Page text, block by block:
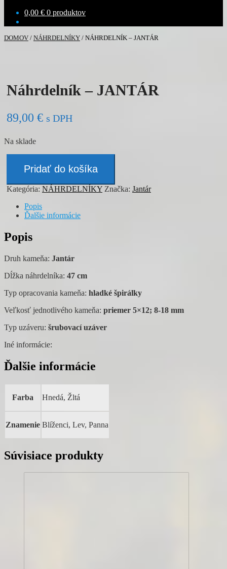
0,00 € 0 produktov
DOMOV / NÁHRDELNÍKY / NÁHRDELNÍK – JANTÁR
Náhrdelník – JANTÁR
89,00 € s DPH
Na sklade
Náhrdelník
JANTÁR
Pridať do košíka
Kategória: NÁHRDELNÍKY Značka: Jantár
Popis
Ďalšie informácie
Popis
Druh kameňa: Jantár
Dĺžka náhrdelníka: 47 cm
Typ opracovania kameňa: hladké špirálky
Veľkosť jednotlivého kameňa: priemer 5×12; 8-18 mm
Typ uzáveru: šrubovací uzáver
Iné informácie:
Ďalšie informácie
Farba Hnedá, Žltá
Znamenie Blíženci, Lev, Panna
Súvisiace produkty